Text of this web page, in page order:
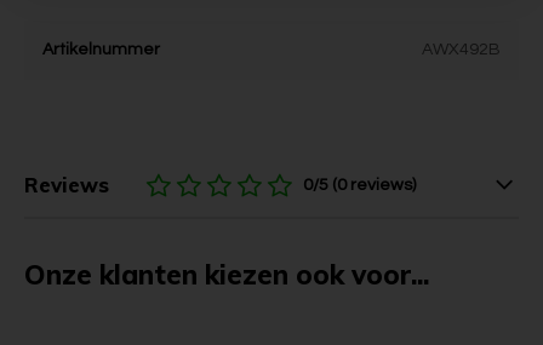
Artikelnummer AWX492B
Reviews 0/5 (0 reviews)
Onze klanten kiezen ook voor...